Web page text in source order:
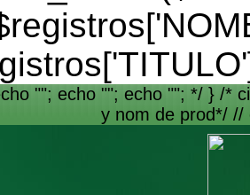
""; echo ""; echo ""; */ } /*
y nom de prod*/ //